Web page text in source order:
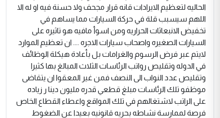
الحاليه لتعظيم الايرادات قانه قرار مجحف ولا حسنة فيه او له الا
اللهم سيسبب قلة في حركة السيارات مما يساهم في
تخفيض الانبعاثات الحراريه ومن اسوأ مافيه هو تاثيره على
السيارات الصغيره واصحاب سيارات الاجره .... ان تعظيم الموارد
لايتم عبر فرض الرسوم والغرامات بل بأعادة هيكلة الوظائف
في الدوله وتقليص رواتب الرئاسات الثلاث المبالغ بها كثيرا
وتقليص عدد النواب الى النصف فمن غير المعقوا ان يتقاضى
موظفو تلك الرئاسات مبلغ قطعي قدره مليون دينا ر زياده
على الراتب لاشتغالهم في تلك المواقع واعطاء القطاع الخاص
فرصة لممارسة نشاطه بحريه قانونيه بعيدا عن الضغوط